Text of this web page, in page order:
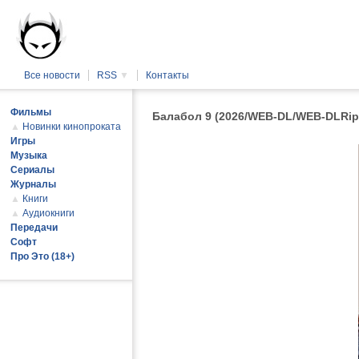
Все новости RSS ▼ Контакты
Балабол 9 (2026/WEB-DL/WEB-
Фильмы
▲ Новинки кинопроката
Игры
Музыка
Сериалы
Журналы
▲ Книги
▲ Аудиокниги
Передачи
Софт
Про Это (18+)